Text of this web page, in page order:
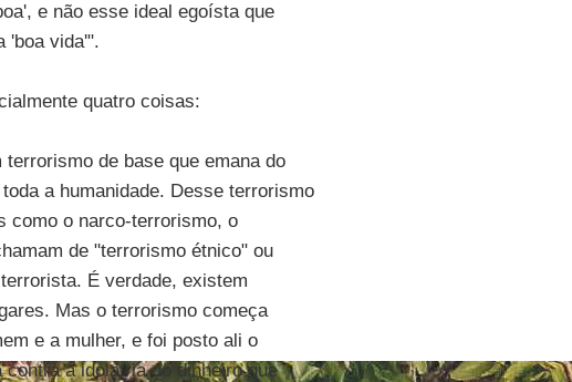
e não esse ideal egoísta que
'boa vida'".
quatro coisas:
terrorismo de base que emana do
a humanidade. Desse terrorismo
como o narco-terrorismo, o
de "terrorismo étnico" ou
É verdade, existem
Mas o terrorismo começa
e a mulher, e foi posto ali o
a idolatria do dinheiro que